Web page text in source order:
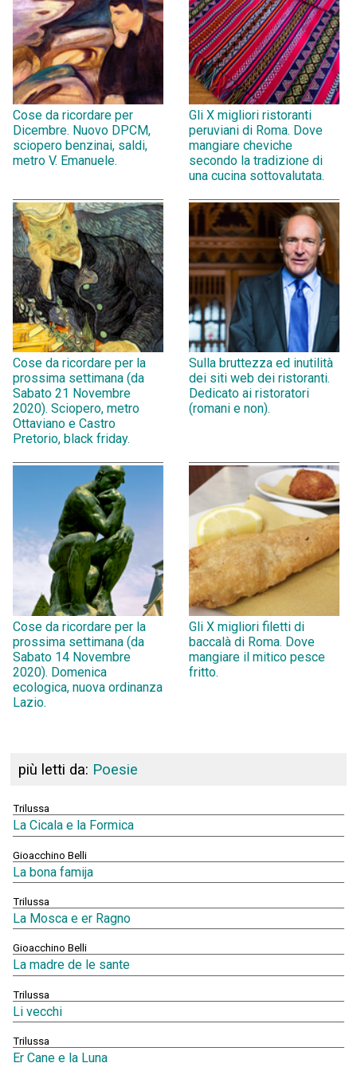
Cose da ricordare per
Dicembre. Nuovo DPCM,
sciopero benzinai, saldi,
metro V. Emanuele.
Gli X migliori ristoranti
peruviani di Roma. Dove
mangiare cheviche
secondo la tradizione di
una cucina sottovalutata.
Cose da ricordare per la
prossima settimana (da
Sabato 21 Novembre
2020). Sciopero, metro
Ottaviano e Castro
Pretorio, black friday.
Sulla bruttezza ed inutilità
dei siti web dei ristoranti.
Dedicato ai ristoratori
(romani e non).
Cose da ricordare per la
prossima settimana (da
Sabato 14 Novembre
2020). Domenica
ecologica, nuova ordinanza
Lazio.
Gli X migliori filetti di
baccalà di Roma. Dove
mangiare il mitico pesce
fritto.
più letti da: Poesie
Trilussa
La Cicala e la Formica
Gioacchino Belli
La bona famija
Trilussa
La Mosca e er Ragno
Gioacchino Belli
La madre de le sante
Trilussa
Li vecchi
Trilussa
Er Cane e la Luna